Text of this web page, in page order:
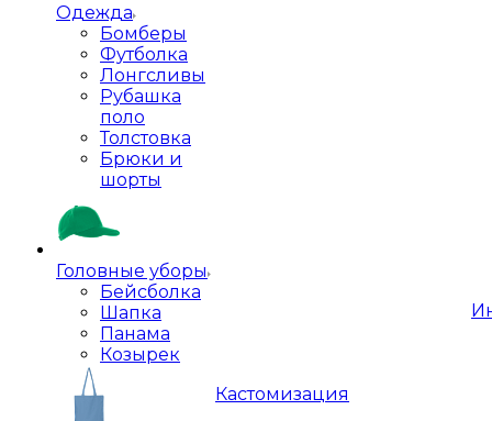
Одежда
Бомберы
Футболка
Лонгсливы
Рубашка
поло
Толстовка
Брюки и
шорты
Головные уборы
Бейсболка
Шапка
Панама
Козырек
Кастомизация